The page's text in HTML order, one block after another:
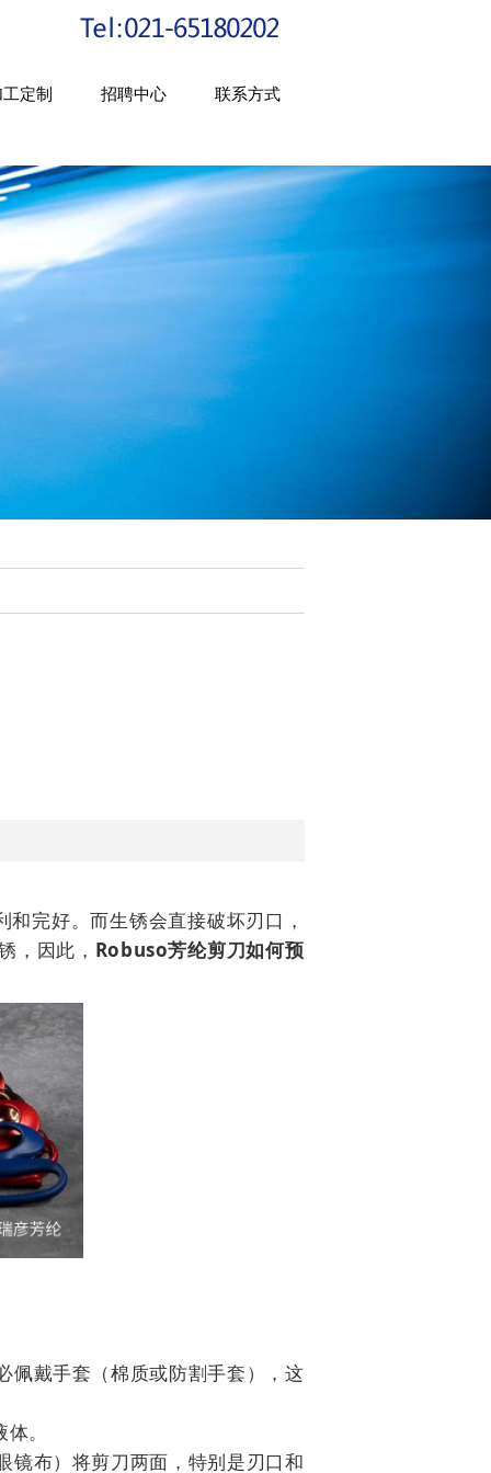
定制 招聘中心 联系方式
完好。而生锈会直接破坏刃口，
，因此， Robuso芳纶剪刀如何预
佩戴手套（棉质或防割手套），这
。
镜布）将剪刀两面，特别是刃口和